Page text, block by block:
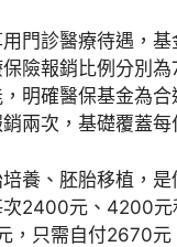
門診醫療待遇，
險報銷比例分別
明確醫保基金為
兩次，基礎覆蓋
養、胚胎移植，
次2400元、4200
，只需自付2670元